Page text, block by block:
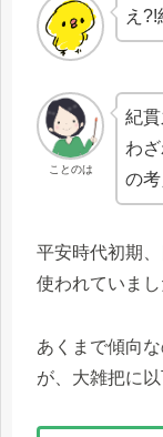
え
ことのは
紀貫
わ
の考
平安時代初期
使われていまし
あくまで傾向
が、大雑把に